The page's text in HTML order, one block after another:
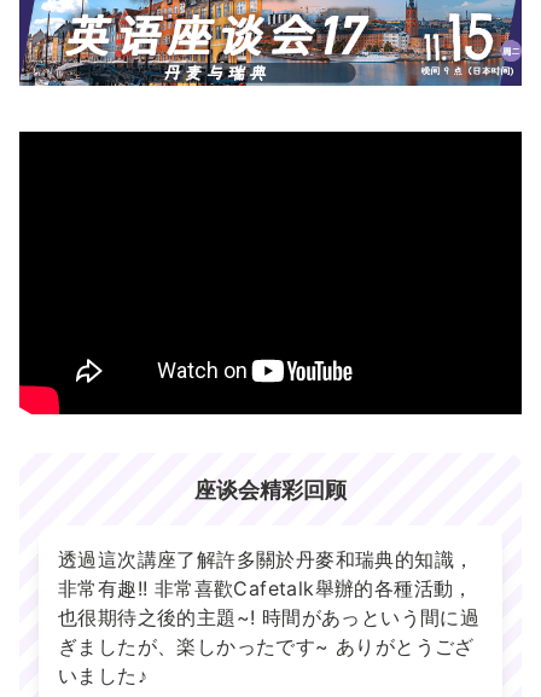
座谈会精彩回顾
透過這次講座了解許多關於丹麥和瑞典的知識，
非常有趣!! 非常喜歡Cafetalk舉辦的各種活動，
也很期待之後的主題~! 時間があっという間に過
ぎましたが、楽しかったです~ ありがとうござ
いました♪